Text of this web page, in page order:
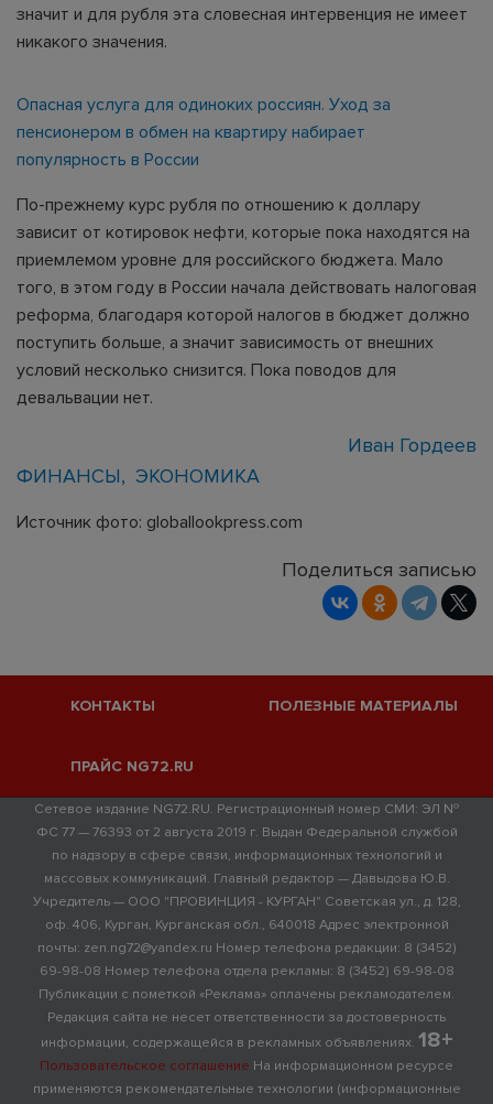
значит и для рубля эта словесная интервенция не имеет
никакого значения.
Опасная услуга для одиноких россиян. Уход за
пенсионером в обмен на квартиру набирает
популярность в России
По-прежнему курс рубля по отношению к доллару
зависит от котировок нефти, которые пока находятся на
приемлемом уровне для российского бюджета. Мало
того, в этом году в России начала действовать налоговая
реформа, благодаря которой налогов в бюджет должно
поступить больше, а значит зависимость от внешних
условий несколько снизится. Пока поводов для
девальвации нет.
Иван Гордеев
ФИНАНСЫ
ЭКОНОМИКА
Источник фото: globallookpress.com
Поделиться записью
КОНТАКТЫ ПОЛЕЗНЫЕ МАТЕРИАЛЫ
ПРАЙС NG72.RU
Сетевое издание NG72.RU. Регистрационный номер СМИ: ЭЛ №
ФС 77 — 76393 от 2 августа 2019 г. Выдан Федеральной службой
по надзору в сфере связи, информационных технологий и
массовых коммуникаций. Главный редактор — Давыдова Ю.В.
Учредитель — ООО "ПРОВИНЦИЯ - КУРГАН" Советская ул., д. 128,
оф. 406, Курган, Курганская обл., 640018 Адрес электронной
почты: zen.ng72@yandex.ru Номер телефона редакции: 8 (3452)
69-98-08 Номер телефона отдела рекламы: 8 (3452) 69-98-08
Публикации с пометкой «Реклама» оплачены рекламодателем.
Редакция сайта не несет ответственности за достоверность
информации, содержащейся в рекламных объявлениях. 18+
Пользовательское соглашение На информационном ресурсе
применяются рекомендательные технологии (информационные